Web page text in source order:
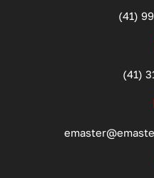
(41)
(41)